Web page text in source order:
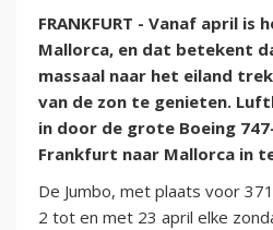
FRANKFURT - Vanaf april is
Mallorca, en dat betekent
massaal naar het eiland
van de zon te genieten.
in door de grote Boeing
Frankfurt naar Mallorca in
De Jumbo, met plaats voor
2 tot en met 23 april elke